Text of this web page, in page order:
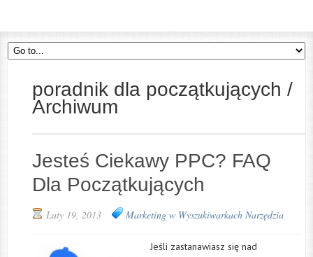
poradnik dla początkujących /
Archiwum
Jesteś Ciekawy PPC? FAQ
Dla Początkujących
Luty 19, 2013 Marketing w Wyszukiwarkach Narzędzia
Jeśli zastanawiasz się nad